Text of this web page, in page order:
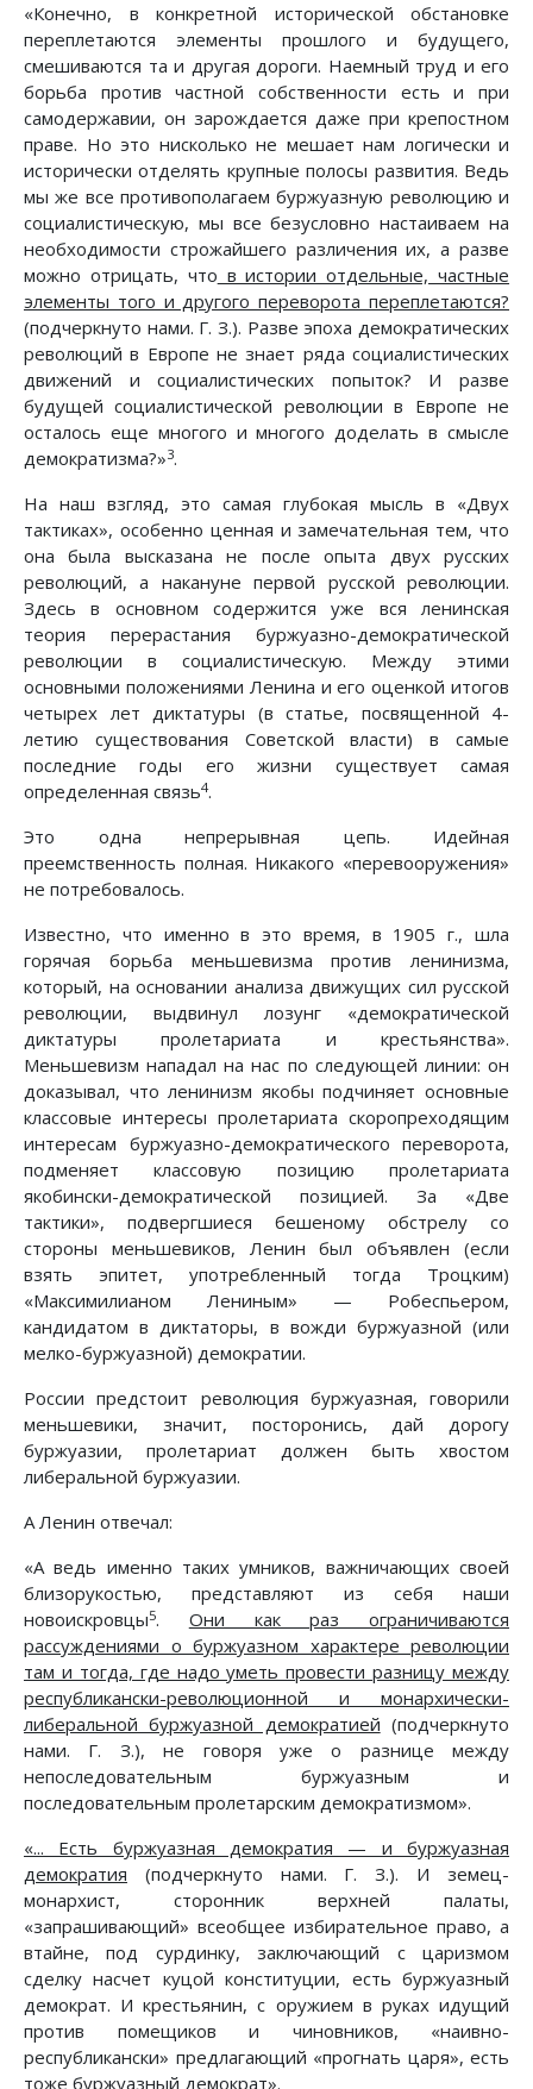
«Конечно, в конкретной исторической обстановке
переплетаются элементы прошлого и будущего,
смешиваются та и другая дороги. Наемный труд и его
борьба против частной собственности есть и при
самодержавии, он зарождается даже при крепостном
праве. Но это нисколько не мешает нам логически и
исторически отделять крупные полосы развития. Ведь
мы же все противополагаем буржуазную революцию и
социалистическую, мы все безусловно настаиваем на
необходимости строжайшего различения их, а разве
можно отрицать, что в истории отдельные, частные
элементы того и другого переворота переплетаются?
(подчеркнуто нами. Г. З.). Разве эпоха демократических
революций в Европе не знает ряда социалистических
движений и социалистических попыток? И разве
будущей социалистической революции в Европе не
осталось еще многого и многого доделать в смысле
демократизма?»3.
На наш взгляд, это самая глубокая мысль в «Двух
тактиках», особенно ценная и замечательная тем, что
она была высказана не после опыта двух русских
революций, а накануне первой русской революции.
Здесь в основном содержится уже вся ленинская
теория перерастания буржуазно-демократической
революции в социалистическую. Между этими
основными положениями Ленина и его оценкой итогов
четырех лет диктатуры (в статье, посвященной 4-
летию существования Советской власти) в самые
последние годы его жизни существует самая
определенная связь4.
Это одна непрерывная цепь. Идейная
преемственность полная. Никакого «перевооружения»
не потребовалось.
Известно, что именно в это время, в 1905 г., шла
горячая борьба меньшевизма против ленинизма,
который, на основании анализа движущих сил русской
революции, выдвинул лозунг «демократической
диктатуры пролетариата и крестьянства».
Меньшевизм нападал на нас по следующей линии: он
доказывал, что ленинизм якобы подчиняет основные
классовые интересы пролетариата скоропреходящим
интересам буржуазно-демократического переворота,
подменяет классовую позицию пролетариата
якобински-демократической позицией. За «Две
тактики», подвергшиеся бешеному обстрелу со
стороны меньшевиков, Ленин был объявлен (если
взять эпитет, употребленный тогда Троцким)
«Максимилианом Лениным» — Робеспьером,
кандидатом в диктаторы, в вожди буржуазной (или
мелко-буржуазной) демократии.
России предстоит революция буржуазная, говорили
меньшевики, значит, посторонись, дай дорогу
буржуазии, пролетариат должен быть хвостом
либеральной буржуазии.
А Ленин отвечал:
«А ведь именно таких умников, важничающих своей
близорукостью, представляют из себя наши
новоискровцы5. Они как раз ограничиваются
рассуждениями о буржуазном характере революции
там и тогда, где надо уметь провести разницу между
республикански-революционной и монархически-
либеральной буржуазной демократией (подчеркнуто
нами. Г. З.), не говоря уже о разнице между
непоследовательным буржуазным и
последовательным пролетарским демократизмом».
«... Есть буржуазная демократия — и буржуазная
демократия (подчеркнуто нами. Г. З.). И земец-
монархист, сторонник верхней палаты,
«запрашивающий» всеобщее избирательное право, а
втайне, под сурдинку, заключающий с царизмом
сделку насчет куцой конституции, есть буржуазный
демократ. И крестьянин, с оружием в руках идущий
против помещиков и чиновников, «наивно-
республикански» предлагающий «прогнать царя», есть
тоже буржуазный демократ».